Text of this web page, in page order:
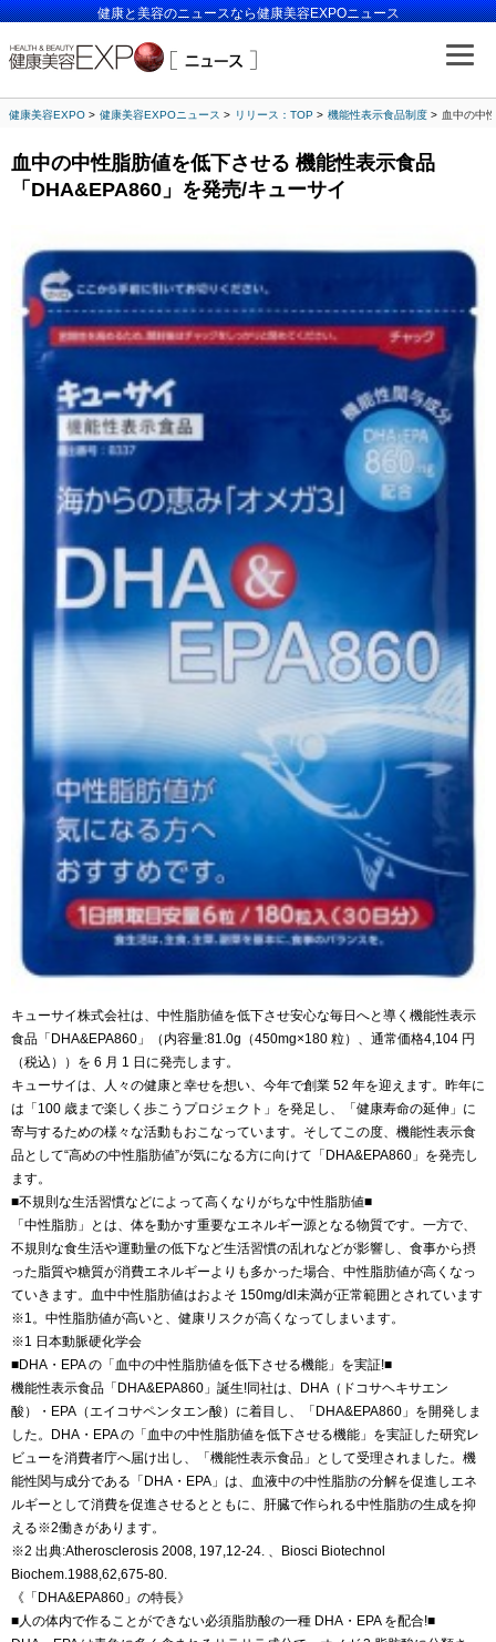
健康と美容のニュースなら健康美容EXPOニュース
健康美容EXPO 健康美容EXPOニュース リリース：TOP 機能性表示食品制度 血中の中
血中の中性脂肪値を低下させる 機能性表示食品
「DHA&EPA860」を発売/キューサイ
キューサイ株式会社は、中性脂肪値を低下させ安心な毎日へと導く機能性表示
食品「DHA&EPA860」（内容量:81.0g（450mg×180 粒）、通常価格4,104 円
（税込））を 6 月 1 日に発売します。
キューサイは、人々の健康と幸せを想い、今年で創業 52 年を迎えます。昨年に
は「100 歳まで楽しく歩こうプロジェクト」を発足し、「健康寿命の延伸」に
寄与するための様々な活動もおこなっています。そしてこの度、機能性表示食
品として“高めの中性脂肪値”が気になる方に向けて「DHA&EPA860」を発売し
ます。
■不規則な生活習慣などによって高くなりがちな中性脂肪値■
「中性脂肪」とは、体を動かす重要なエネルギー源となる物質です。一方で、
不規則な食生活や運動量の低下など生活習慣の乱れなどが影響し、食事から摂
った脂質や糖質が消費エネルギーよりも多かった場合、中性脂肪値が高くなっ
ていきます。血中中性脂肪値はおよそ 150mg/dl未満が正常範囲とされています
※1。中性脂肪値が高いと、健康リスクが高くなってしまいます。
※1 日本動脈硬化学会
■DHA・EPA の「血中の中性脂肪値を低下させる機能」を実証!■
機能性表示食品「DHA&EPA860」誕生!同社は、DHA（ドコサヘキサエン
酸）・EPA（エイコサペンタエン酸）に着目し、「DHA&EPA860」を開発しま
した。DHA・EPA の「血中の中性脂肪値を低下させる機能」を実証した研究レ
ビューを消費者庁へ届け出し、「機能性表示食品」として受理されました。機
能性関与成分である「DHA・EPA」は、血液中の中性脂肪の分解を促進しエネ
ルギーとして消費を促進させるとともに、肝臓で作られる中性脂肪の生成を抑
える※2働きがあります。
※2 出典:Atherosclerosis 2008, 197,12-24. 、Biosci Biotechnol
Biochem.1988,62,675-80.
《「DHA&EPA860」の特長》
■人の体内で作ることができない必須脂肪酸の一種 DHA・EPA を配合!■